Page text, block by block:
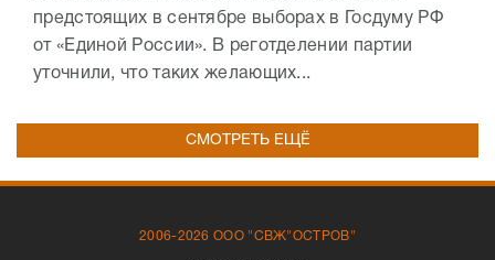
предстоящих в сентябре выборах в Госдуму РФ
от «Единой России». В реготделении партии
уточнили, что таких желающих...
СМОТРЕТЬ ЕЩЁ
2006-2026 ООО "СВЖ"ОСТРОВ"